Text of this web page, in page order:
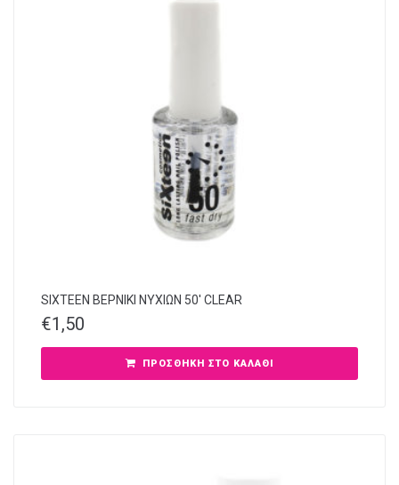
SIXTEEN ΒΕΡΝΙΚΙ ΝΥΧΙΩΝ 50′ CLEAR
€1,50
ΠΡΟΣΘΉΚΗ ΣΤΟ ΚΑΛΆΘΙ